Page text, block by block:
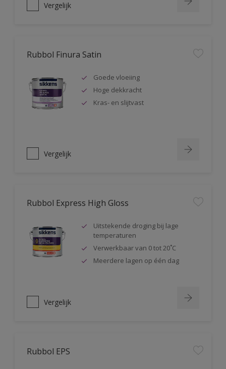
Vergelijk
Rubbol Finura Satin
Goede vloeiing
Hoge dekkracht
Kras- en slijtvast
Vergelijk
Rubbol Express High Gloss
Uitstekende droging bij lage
temperaturen
Verwerkbaar van 0 tot 20˚C
Meerdere lagen op één dag
Vergelijk
Rubbol EPS